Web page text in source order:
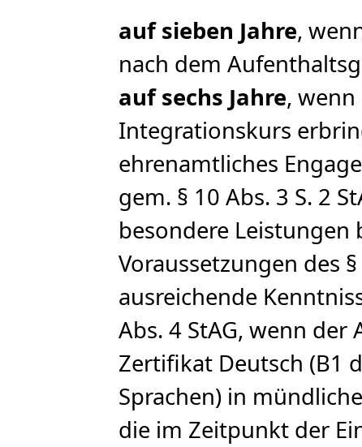
auf sieben Jahre,
nach dem
auf sechs Jahre,
Integrationskurs
ehrenamtliches
gem. § 10 Abs. 3 S. 2
besondere Leistungen
Voraussetzungen des
ausreichende
Abs. 4 StAG, wenn
Zertifikat Deutsch (B1
Sprachen) in
die im Zeitpunkt der